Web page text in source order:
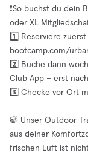
❗️So buchst du dein
oder XL
1️⃣ Reserviere
bootcamp.com/
2️⃣ Buche dann
Club App – erst
3️⃣ Checke vor Ort
🍃 Unser Outdoor
aus deiner
frischen Luft ist